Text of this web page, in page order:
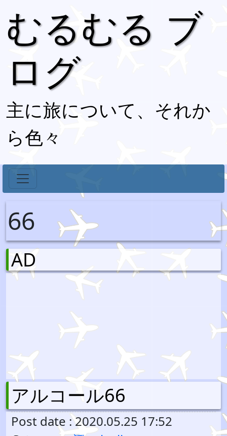
むるむる ブ
ログ
主に旅について、それか
ら色々
66
AD
アルコール66
Post date : 2020.05.25 17:52